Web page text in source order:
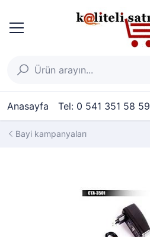
Anasayfa Tel: 0 541 351 58 59
Bayi kampanyaları